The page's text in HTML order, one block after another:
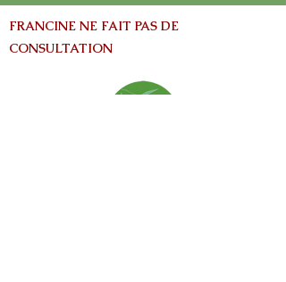
FRANCINE NE FAIT PAS DE
CONSULTATION